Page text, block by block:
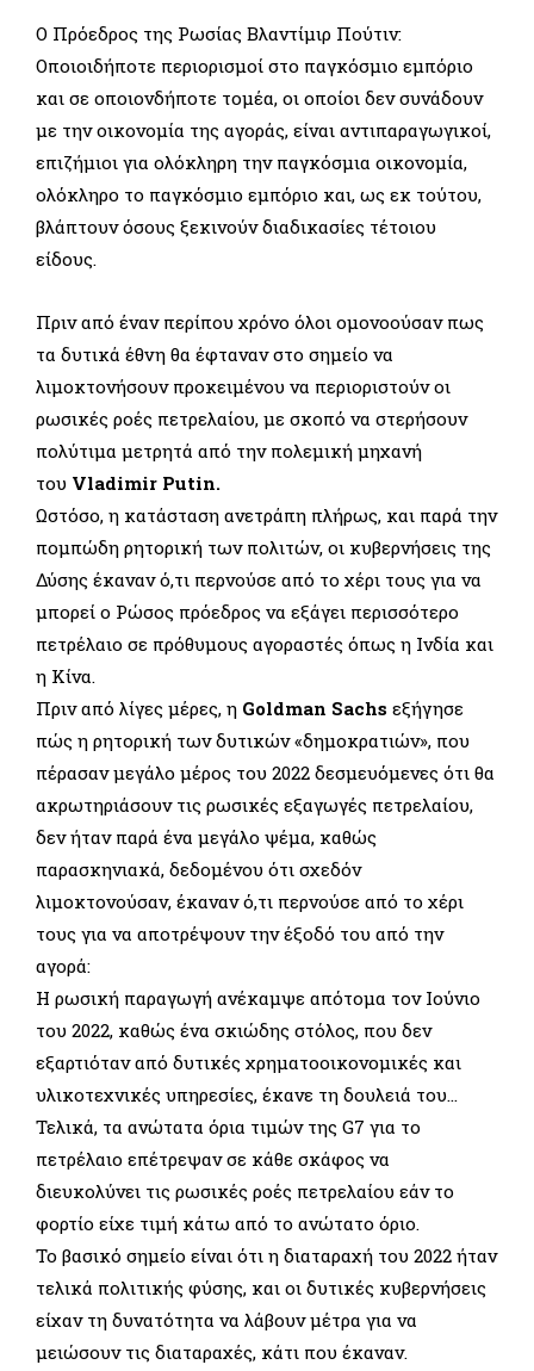
Ο Πρόεδρος της Ρωσίας Βλαντίμιρ Πούτιν:
Οποιοιδήποτε περιορισμοί στο παγκόσμιο εμπόριο
και σε οποιονδήποτε τομέα, οι οποίοι δεν συνάδουν
με την οικονομία της αγοράς, είναι αντιπαραγωγικοί,
επιζήμιοι για ολόκληρη την παγκόσμια οικονομία,
ολόκληρο το παγκόσμιο εμπόριο και, ως εκ τούτου,
βλάπτουν όσους ξεκινούν διαδικασίες τέτοιου
είδους.
Πριν από έναν περίπου χρόνο όλοι ομονοούσαν πως
τα δυτικά έθνη θα έφταναν στο σημείο να
λιμοκτονήσουν προκειμένου να περιοριστούν οι
ρωσικές ροές πετρελαίου, με σκοπό να στερήσουν
πολύτιμα μετρητά από την πολεμική μηχανή
του Vladimir Putin.
Ωστόσο, η κατάσταση ανετράπη πλήρως, και παρά την
πομπώδη ρητορική των πολιτών, οι κυβερνήσεις της
Δύσης έκαναν ό,τι περνούσε από το χέρι τους για να
μπορεί ο Ρώσος πρόεδρος να εξάγει περισσότερο
πετρέλαιο σε πρόθυμους αγοραστές όπως η Ινδία και
η Κίνα.
Πριν από λίγες μέρες, η Goldman Sachs εξήγησε
πώς η ρητορική των δυτικών «δημοκρατιών», που
πέρασαν μεγάλο μέρος του 2022 δεσμευόμενες ότι θα
ακρωτηριάσουν τις ρωσικές εξαγωγές πετρελαίου,
δεν ήταν παρά ένα μεγάλο ψέμα, καθώς
παρασκηνιακά, δεδομένου ότι σχεδόν
λιμοκτονούσαν, έκαναν ό,τι περνούσε από το χέρι
τους για να αποτρέψουν την έξοδό του από την
αγορά:
Η ρωσική παραγωγή ανέκαμψε απότομα τον Ιούνιο
του 2022, καθώς ένα σκιώδης στόλος, που δεν
εξαρτιόταν από δυτικές χρηματοοικονομικές και
υλικοτεχνικές υπηρεσίες, έκανε τη δουλειά του…
Τελικά, τα ανώτατα όρια τιμών της G7 για το
πετρέλαιο επέτρεψαν σε κάθε σκάφος να
διευκολύνει τις ρωσικές ροές πετρελαίου εάν το
φορτίο είχε τιμή κάτω από το ανώτατο όριο.
Το βασικό σημείο είναι ότι η διαταραχή του 2022 ήταν
τελικά πολιτικής φύσης, και οι δυτικές κυβερνήσεις
είχαν τη δυνατότητα να λάβουν μέτρα για να
μειώσουν τις διαταραχές, κάτι που έκαναν.